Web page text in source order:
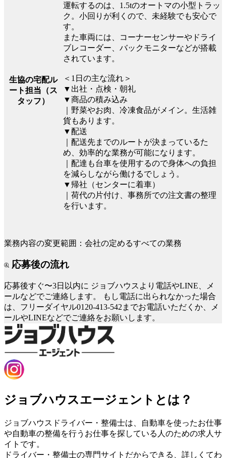
生協の宅配ル
ート担当（ス
タッフ）
運転するのは、1.5tのオートマの小型トラッ
ク。小回りが利くので、未経験でも安心で
す。
また車両には、コーナーセンサーやドライ
ブレコーダー、バックモニターなどが搭載
されています。
＜1日の主な流れ＞
▼出社・点検・朝礼
▼商品の積み込み
｜野菜やお肉、冷凍食品がメイン。生活雑
貨もあります。
▼配送
｜配送先までのルートが決まっているた
め、効率的な業務が可能になります。
｜配達も台車を使用するので身体への負担
を減らしながら働けるでしょう。
▼帰社（センターに着車）
｜荷代の片付け、事務所での注文書の整理
を行います。
業務内容の変更範囲：会社の定めるすべての業務
応募後の流れ
応募後すぐ〜3日以内に ジョブハウスより電話やLINE、メ
ールなどでご連絡します。
もし電話に出られなかった場合
は、フリーダイヤル0120-413-542までお電話いただくか、メ
ールやLINEなどでご連絡をお願いします。
ジョブハウスエージェントとは？
ジョブハウスドライバー・整備士は、自動車を使ったお仕事
や自動車の整備を行うお仕事を探している人のための求人サ
イトです。
ドライバー・整備士の専門サイトだからできる、詳しくてわ